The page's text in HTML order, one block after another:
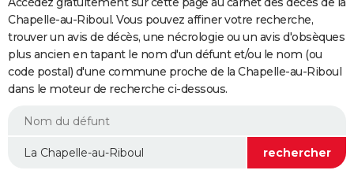
Retraite
Impôts
Epargne
Immobilier
Risques naturels par ville
Banque
Assurance
Crédit
AUTO
Essais
Réserver un essai
Citadines
Berlines
SUV
Forum auto
+
HIGH-TECH
Mobiles
Meilleur smartphone
Internet
Ordinateurs
Jeux vidéo
Guide high-tech
+
BRICOLAGE
Forum
Aménagement intérieur
Extérieur
Cuisine
Salle de bains
Jardinage
Rangement
WEEK-END
Guides de France
Escapades
Patrimoine
Expositions
Musées
Week-end nature
LIFESTYLE
Chapelle-au-Riboul. Vous pouvez affiner votre recherche,
trouver un avis de décès, une nécrologie ou un avis d'obsèques
plus ancien en tapant le nom d'un défunt et/ou le nom (ou
code postal) d'une commune proche de la Chapelle-au-Riboul
dans le moteur de recherche ci-dessous.